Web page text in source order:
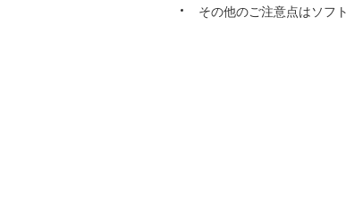
その他のご注意点はソフ